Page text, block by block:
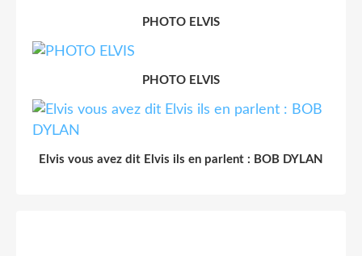
PHOTO ELVIS
PHOTO ELVIS
Elvis vous avez dit Elvis ils en parlent : BOB DYLAN